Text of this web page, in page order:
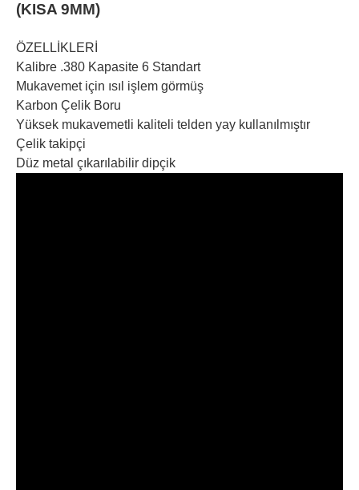
(KISA 9MM)
ÖZELLİKLERİ
Kalibre .380 Kapasite 6 Standart
Mukavemet için ısıl işlem görmüş
Karbon Çelik Boru
Yüksek mukavemetli kaliteli telden yay kullanılmıştır
Çelik takipçi
Düz metal çıkarılabilir dipçik